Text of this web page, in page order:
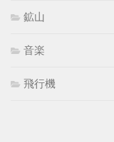
鉱山
音楽
飛行機